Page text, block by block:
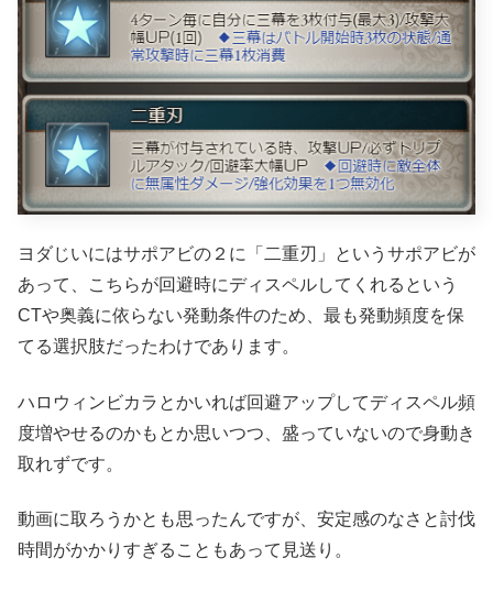
ヨダじいにはサポアビの２に「二重刃」というサポアビが
あって、こちらが回避時にディスペルしてくれるという
CTや奥義に依らない発動条件のため、最も発動頻度を保
てる選択肢だったわけであります。
ハロウィンビカラとかいれば回避アップしてディスペル頻
度増やせるのかもとか思いつつ、盛っていないので身動き
取れずです。
動画に取ろうかとも思ったんですが、安定感のなさと討伐
時間がかかりすぎることもあって見送り。